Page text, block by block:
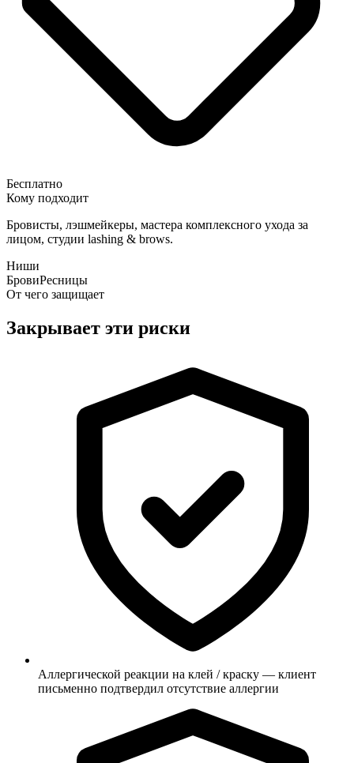
Бесплатно
Кому подходит
Бровисты, лэшмейкеры, мастера комплексного ухода за
лицом, студии lashing & brows.
Ниши
БровиРесницы
От чего защищает
Закрывает эти риски
Аллергической реакции на клей / краску — клиент
письменно подтвердил отсутствие аллергии